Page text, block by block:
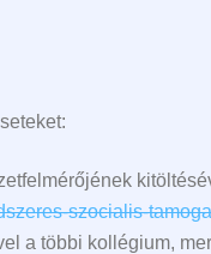
szocialis-
a többi kollégium,